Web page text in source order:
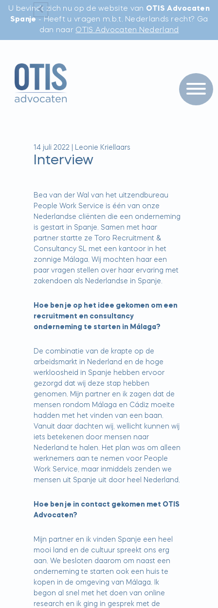
U bevindt zich nu op de website van OTIS Advocaten
Spanje - Heeft u vragen m.b.t. Nederlands recht? Ga
dan naar OTIS Advocaten Nederland
14 juli 2022 Leonie Kriellaars
Interview
Bea van der Wal van het uitzendbureau
People Work Service is één van onze
Nederlandse cliënten die een onderneming
is gestart in Spanje. Samen met haar
partner startte ze Toro Recruitment &
Consultancy SL met een kantoor in het
zonnige Málaga. Wij mochten haar een
paar vragen stellen over haar ervaring met
zakendoen als Nederlandse in Spanje.
Hoe ben je op het idee gekomen om een
recruitment en consultancy
onderneming te starten in Málaga?
De combinatie van de krapte op de
arbeidsmarkt in Nederland en de hoge
werkloosheid in Spanje hebben ervoor
gezorgd dat wij deze stap hebben
genomen. Mijn partner en ik zagen dat de
mensen rondom Málaga en Cádiz moeite
hadden met het vinden van een baan.
Vanuit daar dachten wij, wellicht kunnen wij
iets betekenen door mensen naar
Nederland te halen. Het plan was om alleen
werknemers aan te nemen voor People
Work Service, maar inmiddels zenden we
mensen uit Spanje uit door heel Nederland.
Hoe ben je in contact gekomen met OTIS
Advocaten?
Mijn partner en ik vinden Spanje een heel
mooi land en de cultuur spreekt ons erg
aan. We besloten daarom om naast een
onderneming te starten ook een huis te
kopen in de omgeving van Málaga. Ik
begon al snel met het doen van online
research en ik ging in gesprek met de